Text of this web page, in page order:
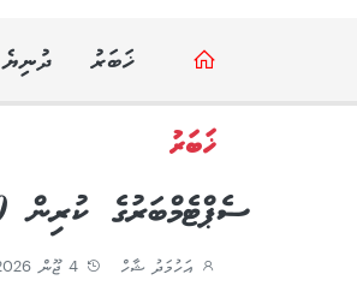
ޚަބަރު ދުނިޔެ
ޚަބަރު
ސެޕްޓެމްބަރުގެ ކުރިން 1000 ޒުވާން ޚަތީބުން ހަމަވާނެ: ޑރ. ޝަހީމް
އަހުމަދު ޝާހް